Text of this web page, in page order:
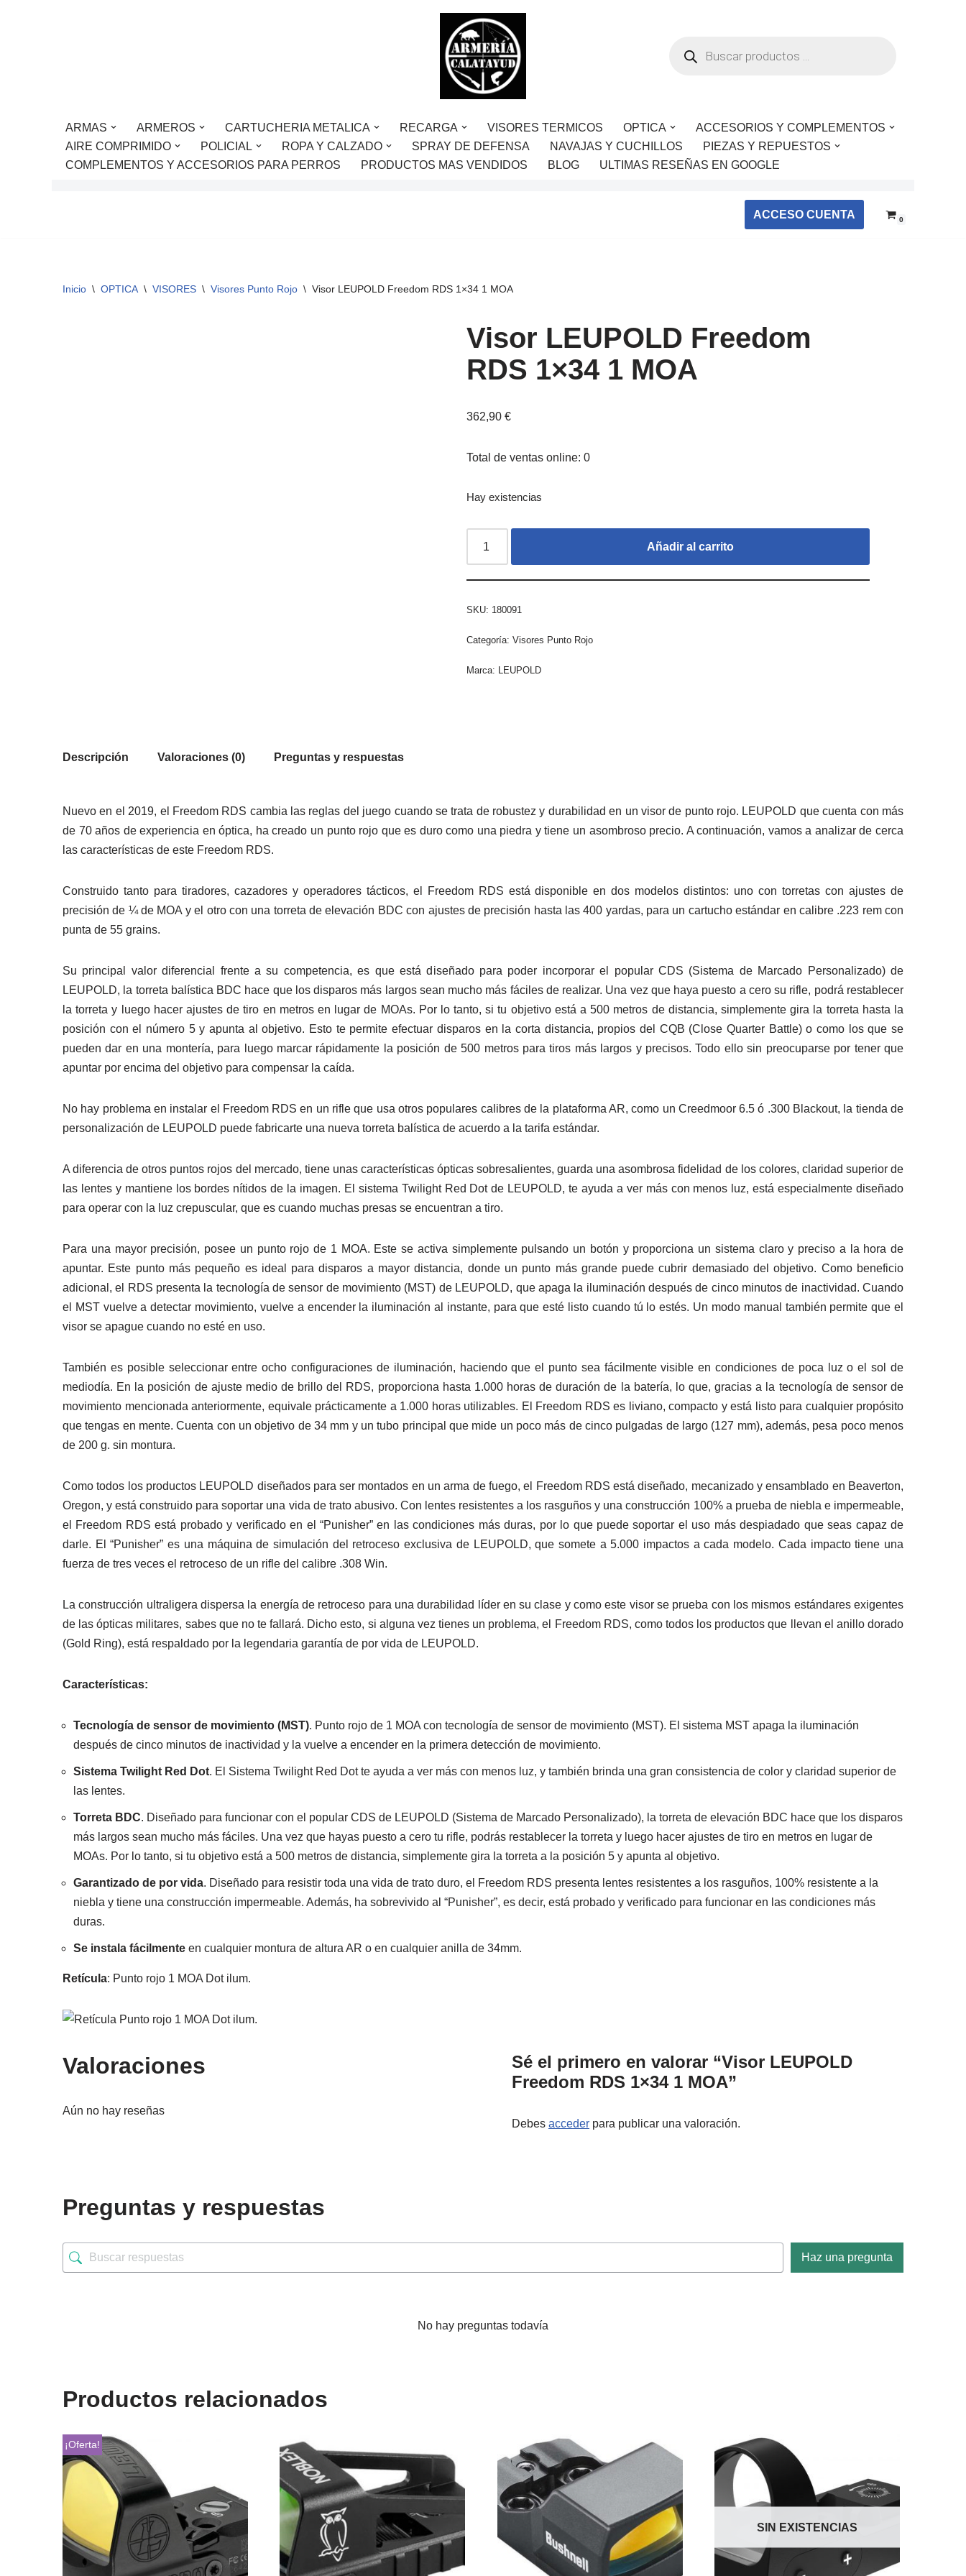
ARMAS ARMEROS CARTUCHERIA METALICA RECARGA VISORES TERMICOS OPTICA
ACCESORIOS Y COMPLEMENTOS
AIRE COMPRIMIDO
POLICIAL ROPA Y CALZADO SPRAY DE DEFENSA NAVAJAS Y CUCHILLOS
PIEZAS Y REPUESTOS
COMPLEMENTOS Y ACCESORIOS PARA PERROS
PRODUCTOS MAS VENDIDOS BLOG ULTIMAS RESEÑAS EN GOOGLE
ACCESO CUENTA 0
Inicio \ OPTICA \ VISORES \ Visores Punto Rojo \ Visor LEUPOLD Freedom RDS 1×34 1 MOA
Visor LEUPOLD Freedom
RDS 1×34 1 MOA
362,90 €
Total de ventas online: 0
Hay existencias
Añadir al carrito
SKU: 180091
Categoría: Visores Punto Rojo
Marca: LEUPOLD
Descripción Valoraciones (0) Preguntas y respuestas
Nuevo en el 2019, el Freedom RDS cambia las reglas del juego cuando se trata de robustez y durabilidad en un visor de punto rojo. LEUPOLD que cuenta con más
de 70 años de experiencia en óptica, ha creado un punto rojo que es duro como una piedra y tiene un asombroso precio. A continuación, vamos a analizar de cerca
las características de este Freedom RDS.
Construido tanto para tiradores, cazadores y operadores tácticos, el Freedom RDS está disponible en dos modelos distintos: uno con torretas con ajustes de
precisión de ¼ de MOA y el otro con una torreta de elevación BDC con ajustes de precisión hasta las 400 yardas, para un cartucho estándar en calibre .223 rem con
punta de 55 grains.
Su principal valor diferencial frente a su competencia, es que está diseñado para poder incorporar el popular CDS (Sistema de Marcado Personalizado) de
LEUPOLD, la torreta balística BDC hace que los disparos más largos sean mucho más fáciles de realizar. Una vez que haya puesto a cero su rifle, podrá restablecer
la torreta y luego hacer ajustes de tiro en metros en lugar de MOAs. Por lo tanto, si tu objetivo está a 500 metros de distancia, simplemente gira la torreta hasta la
posición con el número 5 y apunta al objetivo. Esto te permite efectuar disparos en la corta distancia, propios del CQB (Close Quarter Battle) o como los que se
pueden dar en una montería, para luego marcar rápidamente la posición de 500 metros para tiros más largos y precisos. Todo ello sin preocuparse por tener que
apuntar por encima del objetivo para compensar la caída.
No hay problema en instalar el Freedom RDS en un rifle que usa otros populares calibres de la plataforma AR, como un Creedmoor 6.5 ó .300 Blackout, la tienda de
personalización de LEUPOLD puede fabricarte una nueva torreta balística de acuerdo a la tarifa estándar.
A diferencia de otros puntos rojos del mercado, tiene unas características ópticas sobresalientes, guarda una asombrosa fidelidad de los colores, claridad superior de
las lentes y mantiene los bordes nítidos de la imagen. El sistema Twilight Red Dot de LEUPOLD, te ayuda a ver más con menos luz, está especialmente diseñado
para operar con la luz crepuscular, que es cuando muchas presas se encuentran a tiro.
Para una mayor precisión, posee un punto rojo de 1 MOA. Este se activa simplemente pulsando un botón y proporciona un sistema claro y preciso a la hora de
apuntar. Este punto más pequeño es ideal para disparos a mayor distancia, donde un punto más grande puede cubrir demasiado del objetivo. Como beneficio
adicional, el RDS presenta la tecnología de sensor de movimiento (MST) de LEUPOLD, que apaga la iluminación después de cinco minutos de inactividad. Cuando
el MST vuelve a detectar movimiento, vuelve a encender la iluminación al instante, para que esté listo cuando tú lo estés. Un modo manual también permite que el
visor se apague cuando no esté en uso.
También es posible seleccionar entre ocho configuraciones de iluminación, haciendo que el punto sea fácilmente visible en condiciones de poca luz o el sol de
mediodía. En la posición de ajuste medio de brillo del RDS, proporciona hasta 1.000 horas de duración de la batería, lo que, gracias a la tecnología de sensor de
movimiento mencionada anteriormente, equivale prácticamente a 1.000 horas utilizables. El Freedom RDS es liviano, compacto y está listo para cualquier propósito
que tengas en mente. Cuenta con un objetivo de 34 mm y un tubo principal que mide un poco más de cinco pulgadas de largo (127 mm), además, pesa poco menos
de 200 g. sin montura.
Como todos los productos LEUPOLD diseñados para ser montados en un arma de fuego, el Freedom RDS está diseñado, mecanizado y ensamblado en Beaverton,
Oregon, y está construido para soportar una vida de trato abusivo. Con lentes resistentes a los rasguños y una construcción 100% a prueba de niebla e impermeable,
el Freedom RDS está probado y verificado en el “Punisher” en las condiciones más duras, por lo que puede soportar el uso más despiadado que seas capaz de
darle. El “Punisher” es una máquina de simulación del retroceso exclusiva de LEUPOLD, que somete a 5.000 impactos a cada modelo. Cada impacto tiene una
fuerza de tres veces el retroceso de un rifle del calibre .308 Win.
La construcción ultraligera dispersa la energía de retroceso para una durabilidad líder en su clase y como este visor se prueba con los mismos estándares exigentes
de las ópticas militares, sabes que no te fallará. Dicho esto, si alguna vez tienes un problema, el Freedom RDS, como todos los productos que llevan el anillo dorado
(Gold Ring), está respaldado por la legendaria garantía de por vida de LEUPOLD.
Características:
Tecnología de sensor de movimiento (MST). Punto rojo de 1 MOA con tecnología de sensor de movimiento (MST). El sistema MST apaga la iluminación
después de cinco minutos de inactividad y la vuelve a encender en la primera detección de movimiento.
Sistema Twilight Red Dot. El Sistema Twilight Red Dot te ayuda a ver más con menos luz, y también brinda una gran consistencia de color y claridad superior de
las lentes.
Torreta BDC. Diseñado para funcionar con el popular CDS de LEUPOLD (Sistema de Marcado Personalizado), la torreta de elevación BDC hace que los disparos
más largos sean mucho más fáciles. Una vez que hayas puesto a cero tu rifle, podrás restablecer la torreta y luego hacer ajustes de tiro en metros en lugar de
MOAs. Por lo tanto, si tu objetivo está a 500 metros de distancia, simplemente gira la torreta a la posición 5 y apunta al objetivo.
Garantizado de por vida. Diseñado para resistir toda una vida de trato duro, el Freedom RDS presenta lentes resistentes a los rasguños, 100% resistente a la
niebla y tiene una construcción impermeable. Además, ha sobrevivido al “Punisher”, es decir, está probado y verificado para funcionar en las condiciones más
duras.
Se instala fácilmente en cualquier montura de altura AR o en cualquier anilla de 34mm.
Retícula: Punto rojo 1 MOA Dot ilum.
Valoraciones
Aún no hay reseñas
Sé el primero en valorar “Visor LEUPOLD
Freedom RDS 1×34 1 MOA”
Debes acceder para publicar una valoración.
Preguntas y respuestas
Haz una pregunta
No hay preguntas todavía
Productos relacionados
¡Oferta!
SIN EXISTENCIAS